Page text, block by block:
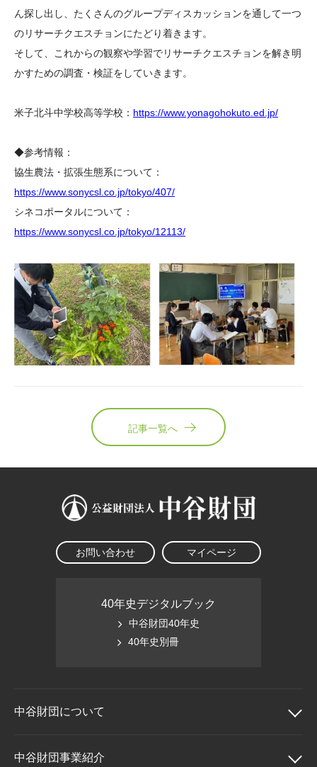
ん探し出し、たくさんのグループディスカッションを通して一つ
のリサーチクエスチョンにたどり着きます。
そして、これからの観察や学習でリサーチクエスチョンを解き明
かすための調査・検証をしていきます。
米子北斗中学校高等学校： https://www.yonagohokuto.ed.jp/
◆参考情報：
協生農法・拡張生態系について：
https://www.sonycsl.co.jp/tokyo/407/
シネコポータルについて：
https://www.sonycsl.co.jp/tokyo/12113/
記事一覧へ
お問い合わせ マイページ
40年史デジタルブック
中谷財団40年史
40年史別冊
中谷財団について
中谷財団について
中谷財団事業紹介